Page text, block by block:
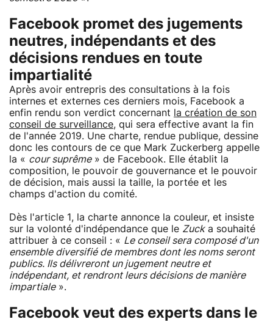
Facebook promet des jugements
neutres, indépendants et des
décisions rendues en toute
impartialité
Après avoir entrepris des consultations à la fois
internes et externes ces derniers mois, Facebook a
enfin rendu son verdict concernant
la création de son
conseil de surveillance, qui sera effective avant la fin
de l'année 2019. Une charte, rendue publique, dessine
donc les contours de ce que Mark Zuckerberg appelle
la « cour suprême» de Facebook. Elle établit la
composition, le pouvoir de gouvernance et le pouvoir
de décision, mais aussi la taille, la portée et les
champs d'action du comité.
Dès l'article 1, la charte annonce la couleur, et insiste
sur la volonté d'indépendance que le Zucka souhaité
attribuer à ce conseil : « Le conseil sera composé d'un
ensemble diversifié de membres dont les noms seront
publics. Ils délivreront un jugement neutre et
indépendant, et rendront leurs décisions de manière
impartiale».
Facebook veut des experts dans le